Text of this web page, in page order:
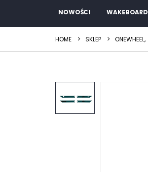
NOWOŚCI WAKEBOARD
HOME SKLEP ONEWHEEL,